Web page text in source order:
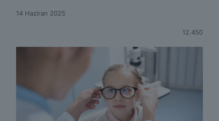
14 Haziran 2025
12.450